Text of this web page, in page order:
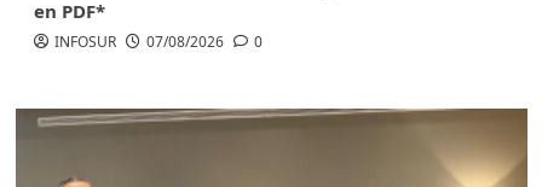
en PDF*
INFOSUR 07/08/2026 0